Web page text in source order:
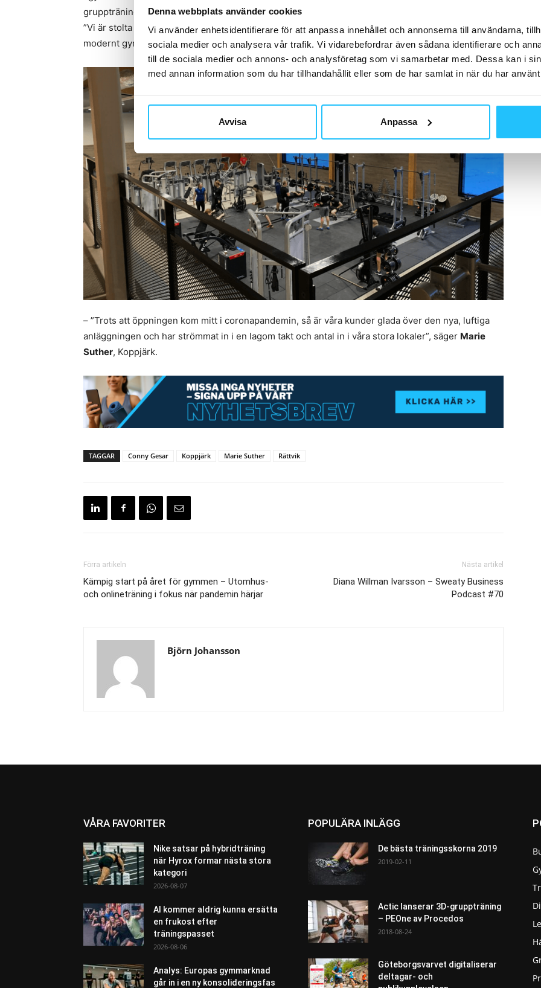
Denna webbplats använder cookies
Vi använder enhetsidentifierare för att anpassa innehållet och annonserna till användarna,
sociala medier och analysera vår trafik. Vi vidarebefordrar även sådana identifierare och
till de sociala medier och annons- och analysföretag som vi samarbetar med. Dessa kan i
med annan information som du har tillhandahållit eller som de har samlat in när du har
Avvisa Anpassa
gruppträning, hälsotester, personlig träning och även dans.
”Vi är stolta och nöjda att öppna vårt nya gym i anslutning till den kommande multiarenan. Ett
modernt gym, i ljusa lokaler, nära naturområden och möjlighet till utomhusträning.
– ”Trots att öppningen kom mitt i coronapandemin, så är våra kunder glada över den nya, luftiga
anläggningen och har strömmat in i en lagom takt och antal in i våra stora lokaler”, säger Marie
Suther, Koppjärk.
TAGGAR Conny Gesar Koppjärk Marie Suther Rättvik
Förra artikeln
Kämpig start på året för gymmen – Utomhus-
och onlineträning i fokus när pandemin härjar
Nästa artikel
Diana Willman Ivarsson – Sweaty Business
Podcast #70
Björn Johansson
VÅRA FAVORITER
Nike satsar på hybridträning
när Hyrox formar nästa stora
kategori
2026-08-07
AI kommer aldrig kunna ersätta
en frukost efter
träningspasset
2026-08-06
Analys: Europas gymmarknad
går in i en ny konsolideringsfas
POPULÄRA INLÄGG
De bästa träningsskorna 2019
2019-02-11
Actic lanserar 3D-gruppträning
– PEOne av Procedos
2018-08-24
Göteborgsvarvet digitaliserar
deltagar- och